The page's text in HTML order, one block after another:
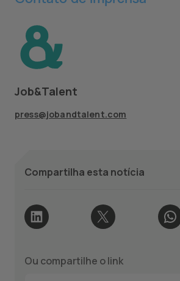
Job&Talent
press@jobandtalent.com
Compartilha esta notícia
Ou compartilhe o link